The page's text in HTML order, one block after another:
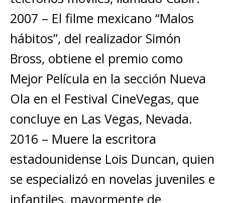
2007 – El filme mexicano “Malos
hábitos”, del realizador Simón
Bross, obtiene el premio como
Mejor Película en la sección Nueva
Ola en el Festival CineVegas, que
concluye en Las Vegas, Nevada.
2016 – Muere la escritora
estadounidense Lois Duncan, quien
se especializó en novelas juveniles e
infantiles, mayormente de